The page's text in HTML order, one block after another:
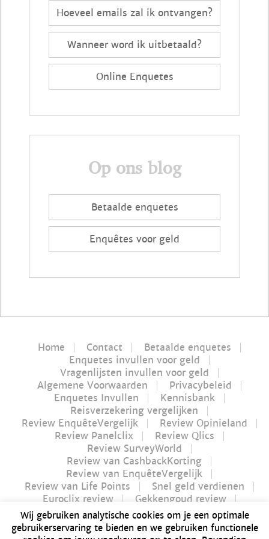
Hoeveel emails zal ik ontvangen?
Wanneer word ik uitbetaald?
Online Enquetes
Op ons blog
Betaalde enquetes
Enquêtes voor geld
Home Contact
Betaalde enquetes
Enquetes invullen voor geld
Vragenlijsten invullen voor geld
Algemene Voorwaarden
Privacybeleid
Enquetes Invullen
Kennisbank
Reisverzekering vergelijken
Review EnquêteVergelijk
Review Opinieland
Review Panelclix
Review Qlics
Review SurveyWorld
Review van CashbackKorting
Review van EnquêteVergelijk
Review van Life Points
Snel geld verdienen
Euroclix review
Gekkengoud review
iPay review
Myflavours review
Nucash review
Wij gebruiken analytische cookies om je een optimale
gebruikerservaring te bieden en we gebruiken functionele